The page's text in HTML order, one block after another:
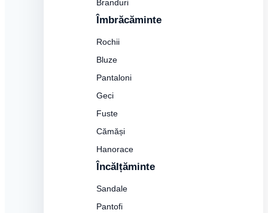
Branduri
Îmbrăcăminte
Rochii
Bluze
Pantaloni
Geci
Fuste
Cămăși
Hanorace
Încălțăminte
Sandale
Pantofi